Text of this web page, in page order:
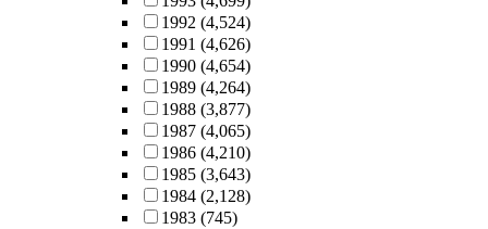
1992 (4,524)
1991 (4,626)
1990 (4,654)
1989 (4,264)
1988 (3,877)
1987 (4,065)
1986 (4,210)
1985 (3,643)
1984 (2,128)
1983 (745)